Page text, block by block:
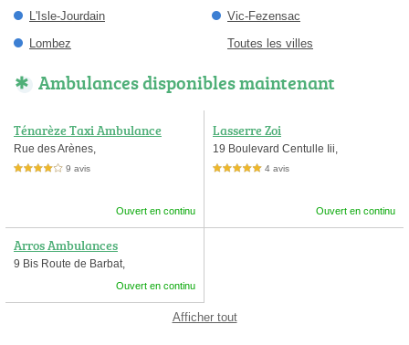
L'Isle-Jourdain
Lombez
Vic-Fezensac
Toutes les villes
Ambulances disponibles maintenant
Ténarèze Taxi Ambulance
Rue des Arènes,
4,0 étoiles sur 5 9 avis
Ouvert en continu
Lasserre Zoi
19 Boulevard Centulle Iii,
5,0 étoiles sur 5 4 avis
Ouvert en continu
Arros Ambulances
9 Bis Route de Barbat,
Ouvert en continu
Afficher tout